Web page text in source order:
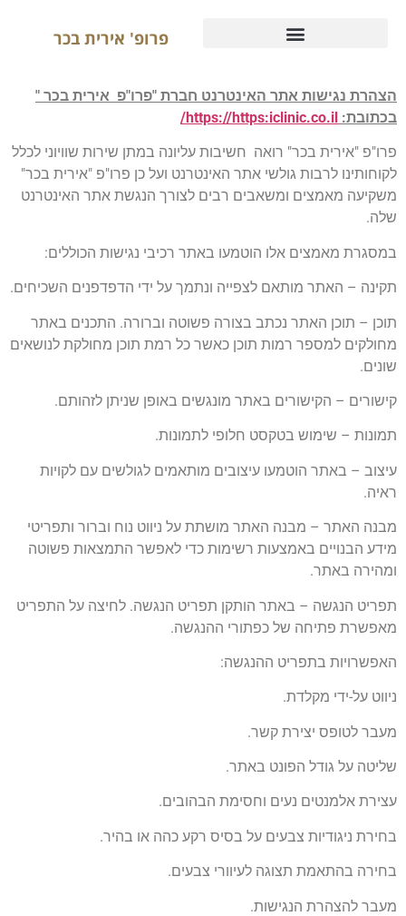
פרופ' אירית בכר
הצהרת נגישות אתר האינטרנט חברת "פרו"פ אירית בכר "
בכתובת: https://https:iclinic.co.il/
פרו"פ "אירית בכר" רואה חשיבות עליונה במתן שירות שוויוני לכלל
לקוחותינו לרבות גולשי אתר האינטרנט ועל כן פרו"פ "אירית בכר"
משקיעה מאמצים ומשאבים רבים לצורך הנגשת אתר האינטרנט
שלה.
במסגרת מאמצים אלו הוטמעו באתר רכיבי נגישות הכוללים:
תקינה – האתר מותאם לצפייה ונתמך על ידי הדפדפנים השכיחים.
תוכן – תוכן האתר נכתב בצורה פשוטה וברורה. התכנים באתר
מחולקים למספר רמות תוכן כאשר כל רמת תוכן מחולקת לנושאים
שונים.
קישורים – הקישורים באתר מונגשים באופן שניתן לזהותם.
תמונות – שימוש בטקסט חלופי לתמונות.
עיצוב – באתר הוטמעו עיצובים מותאמים לגולשים עם לקויות
ראיה.
מבנה האתר – מבנה האתר מושתת על ניווט נוח וברור ותפריטי
מידע הבנויים באמצעות רשימות כדי לאפשר התמצאות פשוטה
ומהירה באתר.
תפריט הנגשה – באתר הותקן תפריט הנגשה. לחיצה על התפריט
מאפשרת פתיחה של כפתורי ההנגשה.
האפשרויות בתפריט ההנגשה:
ניווט על-ידי מקלדת.
מעבר לטופס יצירת קשר.
שליטה על גודל הפונט באתר.
עצירת אלמנטים נעים וחסימת הבהובים.
בחירת ניגודיות צבעים על בסיס רקע כהה או בהיר.
בחירה בהתאמת תצוגה לעיוורי צבעים.
מעבר להצהרת הנגישות.